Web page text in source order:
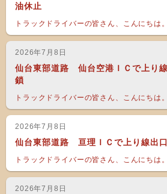
油休止
トラックドライバーの皆さん、こんにちは
2026年7月8日
仙台東部道路 仙台空港ＩＣで上り
鎖
トラックドライバーの皆さん、こんにちは
2026年7月8日
仙台東部道路 亘理ＩＣで上り線出
トラックドライバーの皆さん、こんにちは
2026年7月8日